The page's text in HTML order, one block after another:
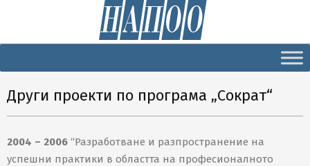
Navigation
Други проекти по програма „Сократ“
2004 – 2006 “Разработване и разпространение на
успешни практики в областта на професионалното